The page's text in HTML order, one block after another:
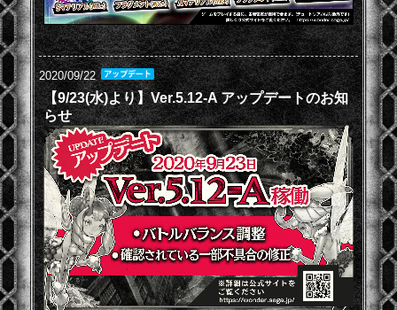
2020/09/22
【9/23(水)より】Ver.5.12-A アップデートのお知
らせ